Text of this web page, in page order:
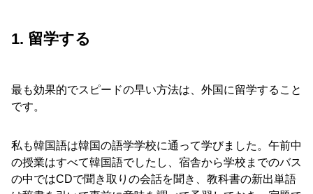
1. 留学する
最も効果的でスピードの早い方法は、外国に留学すること
です。
私も韓国語は韓国の語学学校に通って学びました。午前中
の授業はすべて韓国語でしたし、宿舎から学校までのバス
の中ではCDで聞き取りの会話を聞き、教科書の新出単語